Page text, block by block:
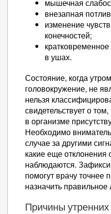
мышечная
внезапная
изменение
конечностей;
в ушах.
Состояние, когда
головокружение, не
нельзя
свидетельствует о
в организме
Необходимо
случае за другими
какие еще
наблюдаются.
помогут врачу точнее
назначить правильное
Причины